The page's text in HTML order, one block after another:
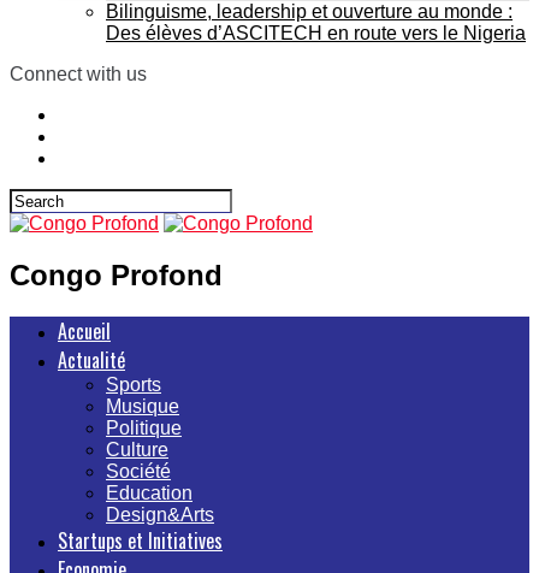
Bilinguisme, leadership et ouverture au monde :
Des élèves d’ASCITECH en route vers le Nigeria
Connect with us
Congo Profond
Accueil
Actualité
Sports
Musique
Politique
Culture
Société
Education
Design&Arts
Startups et Initiatives